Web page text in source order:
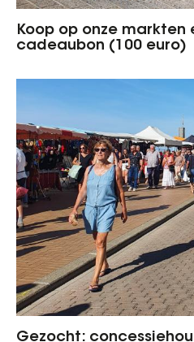
Koop op onze markten
cadeaubon (100 euro)
Gezocht: